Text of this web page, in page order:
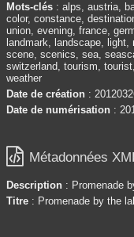
Mots-clés : alps, austria,
color, constance,
union, evening, france,
landmark, landscape,
scene, scenics, sea,
switzerland, tourism,
weather
Date de création :
Date de numérisation :
 Métadonnées
Description : Promenade
Titre : Promenade by the